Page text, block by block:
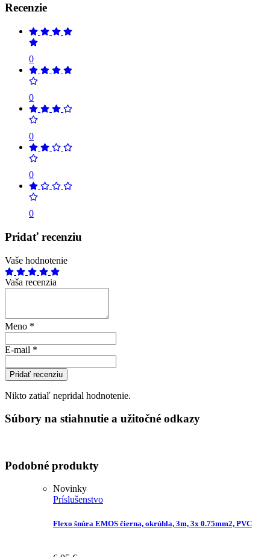
Recenzie
0
0
0
0
0
Pridať recenziu
Vaše hodnotenie
Vaša recenzia
Meno *
E-mail *
Pridať recenziu
Nikto zatiaľ nepridal hodnotenie.
Súbory na stiahnutie a užitočné odkazy
Podobné produkty
Novinky
Príslušenstvo
Flexo šnúra EMOS čierna, okrúhla, 3m, 3x 0.75mm2, PVC